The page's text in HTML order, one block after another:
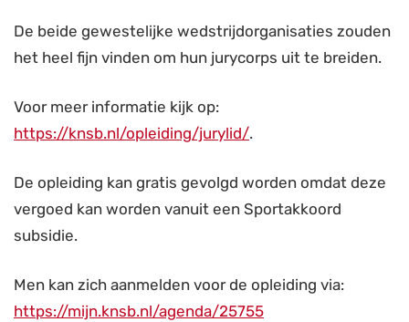
De beide gewestelijke wedstrijdorganisaties zouden
het heel fijn vinden om hun jurycorps uit te breiden.
Voor meer informatie kijk op:
https://knsb.nl/opleiding/jurylid/.
De opleiding kan gratis gevolgd worden omdat deze
vergoed kan worden vanuit een Sportakkoord
subsidie.
Men kan zich aanmelden voor de opleiding via:
https://mijn.knsb.nl/agenda/25755